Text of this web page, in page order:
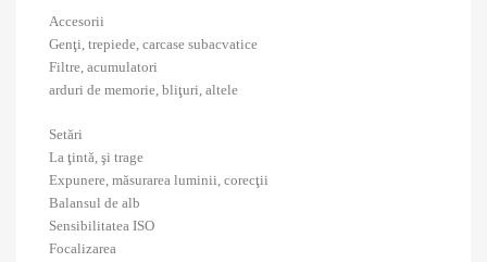
Accesorii
Genţi, trepiede, carcase subacvatice
Filtre, acumulatori
arduri de memorie, bliţuri, altele
Setări
La ţintă, şi trage
Expunere, măsurarea luminii, corecţii
Balansul de alb
Sensibilitatea ISO
Focalizarea